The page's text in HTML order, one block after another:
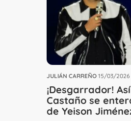
JULIÁN CARREÑO 15/03/2026
¡Desgarrador!
Castaño se
de Yeison